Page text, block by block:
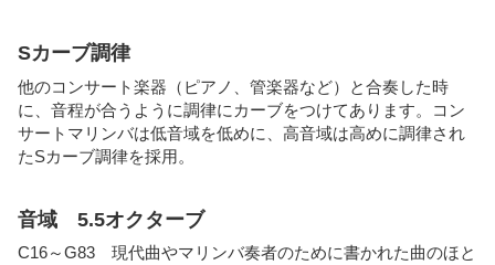
Sカーブ調律
他のコンサート楽器（ピアノ、管楽器など）と合奏した時
に、音程が合うように調律にカーブをつけてあります。コン
サートマリンバは低音域を低めに、高音域は高めに調律され
たSカーブ調律を採用。
音域 5.5オクターブ
C16～G83 現代曲やマリンバ奏者のために書かれた曲のほと